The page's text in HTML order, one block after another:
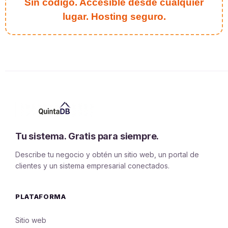
Sin código. Accesible desde cualquier
lugar. Hosting seguro.
Tu sistema. Gratis para siempre.
Describe tu negocio y obtén un sitio web, un portal de
clientes y un sistema empresarial conectados.
PLATAFORMA
Sitio web